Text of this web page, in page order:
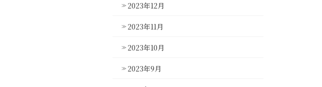
2023年12月
2023年11月
2023年10月
2023年9月